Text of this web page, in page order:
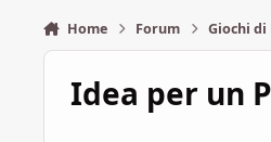
Home Forum Giochi di
Idea per un